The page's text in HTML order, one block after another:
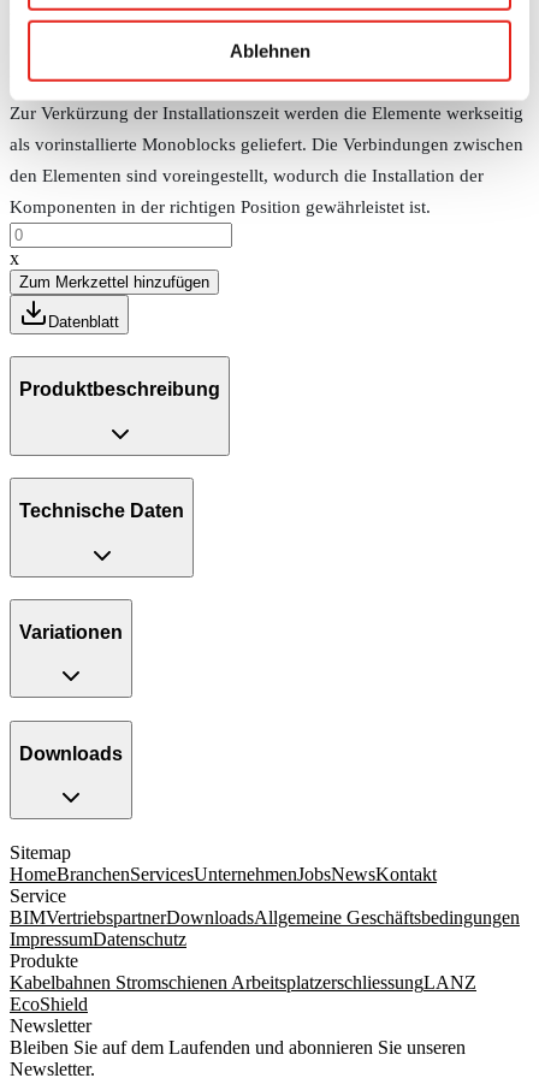
Ablehnen
höheren Temperaturen und Installationen, bei denen eine hohe
Energieeffizienz erforderlich ist. Die Verteilöffnungen dieser geraden
Elemente dienen zur Montage von Plug-in Boxen.
Zur Verkürzung der Installationszeit werden die Elemente werkseitig
als vorinstallierte Monoblocks geliefert. Die Verbindungen zwischen
den Elementen sind voreingestellt, wodurch die Installation der
Komponenten in der richtigen Position gewährleistet ist.
x
Zum Merkzettel hinzufügen
Datenblatt
Produktbeschreibung
Technische Daten
Variationen
Downloads
Sitemap
HomeBranchenServicesUnternehmenJobsNewsKontakt
Service
BIMVertriebspartnerDownloadsAllgemeine Geschäftsbedingungen
ImpressumDatenschutz
Produkte
Kabelbahnen Stromschienen ArbeitsplatzerschliessungLANZ
EcoShield
Newsletter
Bleiben Sie auf dem Laufenden und abonnieren Sie unseren
Newsletter.